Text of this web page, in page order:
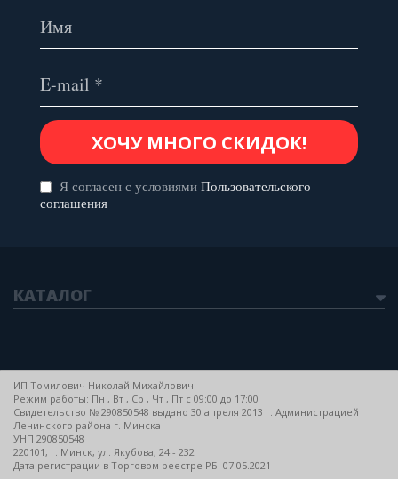
Я согласен с условиями Пользовательского
соглашения
КАТАЛОГ
ИП Томилович Николай Михайлович
Режим работы: Пн , Вт , Ср , Чт , Пт c 09:00 до 17:00
Свидетельство № 290850548 выдано 30 апреля 2013 г. Администрацией
Ленинского района г. Минска
УНП 290850548
220101, г. Минск, ул. Якубова, 24 - 232
Дата регистрации в Торговом реестре РБ: 07.05.2021